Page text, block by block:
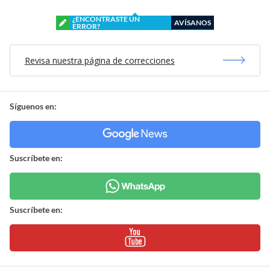
¿ENCONTRASTE UN
ERROR?
AVÍSANOS
Revisa nuestra página de correcciones
Síguenos en:
Suscríbete en:
Suscríbete en: